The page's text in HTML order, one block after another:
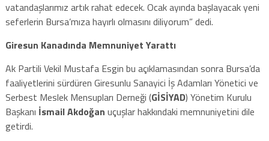
vatandaşlarımız artık rahat edecek. Ocak ayında başlayacak yeni
seferlerin Bursa’mıza hayırlı olmasını diliyorum” dedi.
Giresun Kanadında Memnuniyet Yarattı
Ak Partili Vekil Mustafa Esgin bu açıklamasından sonra Bursa’da
faaliyetlerini sürdüren Giresunlu Sanayici İş Adamları Yönetici ve
Serbest Meslek Mensupları Derneği (GİSİYAD) Yönetim Kurulu
Başkanı İsmail Akdoğan uçuşlar hakkındaki memnuniyetini dile
getirdi.